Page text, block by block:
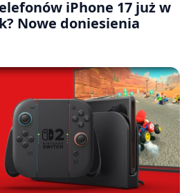
iPhone 17 już w
Nowe doniesienia